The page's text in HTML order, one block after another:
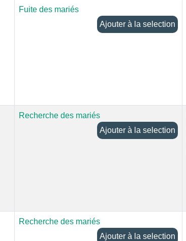
Fuite des mariés
Ajouter à la selection
Recherche des mariés
Ajouter à la selection
Recherche des mariés
Ajouter à la selection